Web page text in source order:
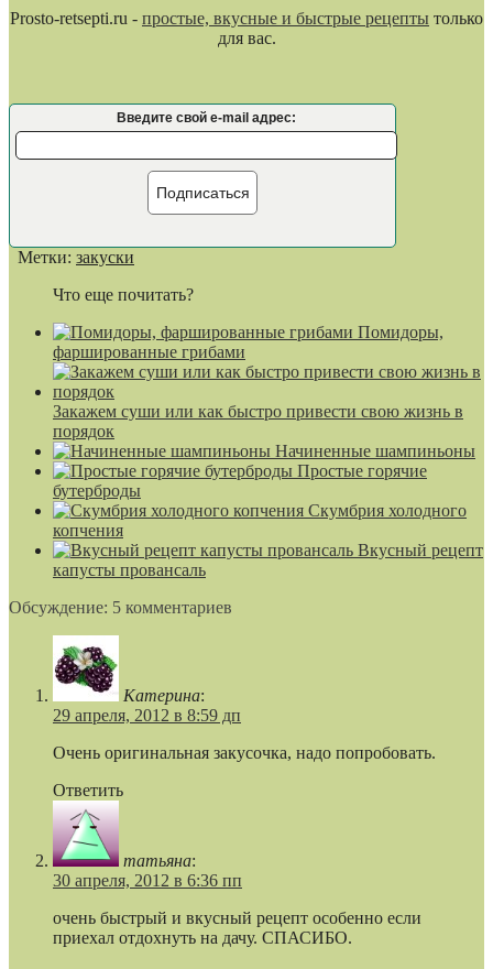
Prosto-retsepti.ru - простые, вкусные и быстрые рецепты только
для вас.
Введите свой e-mail адрес:
Подписаться
Метки: закуски
Что еще почитать?
Помидоры,
фаршированные грибами
Закажем суши или как быстро привести свою жизнь в
порядок
Начиненные шампиньоны
Простые горячие
бутерброды
Скумбрия холодного
копчения
Вкусный рецепт
капусты провансаль
Обсуждение: 5 комментариев
Катерина:
29 апреля, 2012 в 8:59 дп
Очень оригинальная закусочка, надо попробовать.
Ответить
татьяна:
30 апреля, 2012 в 6:36 пп
очень быстрый и вкусный рецепт особенно если
приехал отдохнуть на дачу. СПАСИБО.